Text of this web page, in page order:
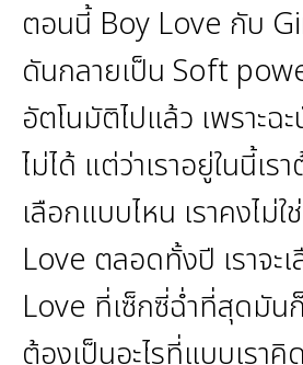
ตอนนี้ Boy Love กับ
ดันกลายเป็น Soft
อัตโนมัติไปแล้ว เพราะฉ
ไม่ได้ แต่ว่าเราอยู่ในนี้เร
เลือกแบบไหน เราคงไม่
Love ตลอดทั้งปี เราจะ
Love ที่เซ็กซี่ฉ่ำที่สุดมัน
ต้องเป็นอะไรที่แบบเราคิ